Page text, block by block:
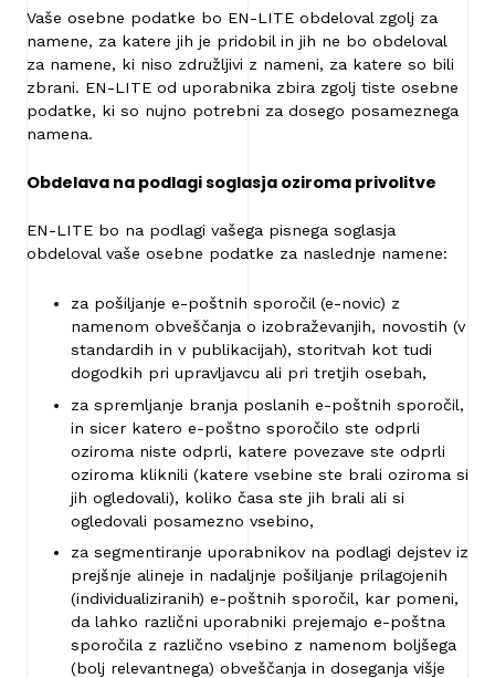
Vaše osebne podatke bo EN-LITE obdeloval zgolj za
namene, za katere jih je pridobil in jih ne bo obdeloval
za namene, ki niso združljivi z nameni, za katere so bili
zbrani. EN-LITE od uporabnika zbira zgolj tiste osebne
podatke, ki so nujno potrebni za dosego posameznega
namena.
Obdelava na podlagi soglasja oziroma privolitve
EN-LITE bo na podlagi vašega pisnega soglasja
obdeloval vaše osebne podatke za naslednje namene:
za pošiljanje e-poštnih sporočil (e-novic) z
namenom obveščanja o izobraževanjih, novostih (v
standardih in v publikacijah), storitvah kot tudi
dogodkih pri upravljavcu ali pri tretjih osebah,
za spremljanje branja poslanih e-poštnih sporočil,
in sicer katero e-poštno sporočilo ste odprli
oziroma niste odprli, katere povezave ste odprli
oziroma kliknili (katere vsebine ste brali oziroma si
jih ogledovali), koliko časa ste jih brali ali si
ogledovali posamezno vsebino,
za segmentiranje uporabnikov na podlagi dejstev iz
prejšnje alineje in nadaljnje pošiljanje prilagojenih
(individualiziranih) e-poštnih sporočil, kar pomeni,
da lahko različni uporabniki prejemajo e-poštna
sporočila z različno vsebino z namenom boljšega
(bolj relevantnega) obveščanja in doseganja višje